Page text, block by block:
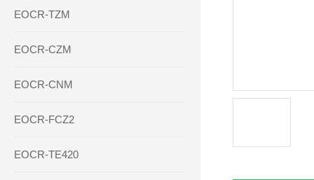
EOCR-TZM
EOCR-CZM
EOCR-CNM
EOCR-FCZ2
EOCR-TE420